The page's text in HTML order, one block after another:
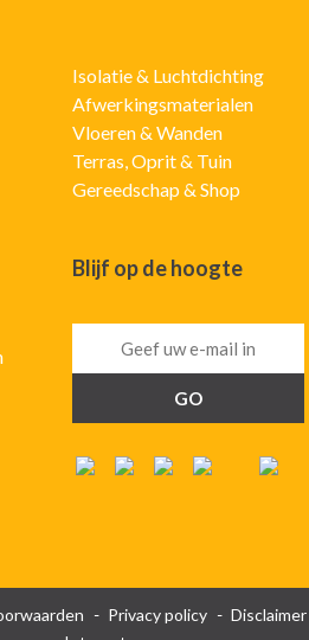
Isolatie & Luchtdichting
Afwerkingsmaterialen
Vloeren & Wanden
Terras, Oprit & Tuin
Gereedschap & Shop
Blijf op de hoogte
Privacy policy
Disclaimer